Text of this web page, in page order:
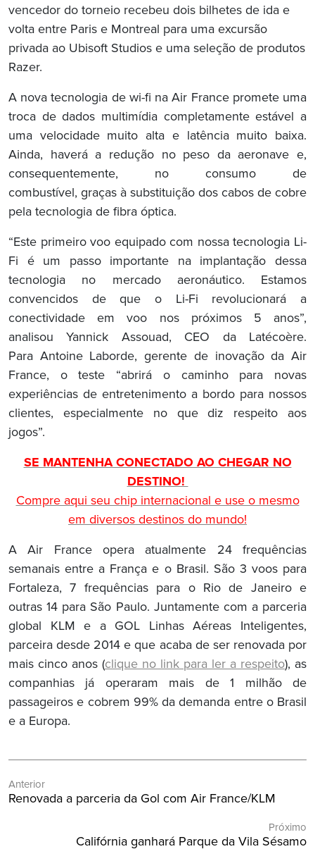
vencedor do torneio recebeu dois bilhetes de ida e
volta entre Paris e Montreal para uma excursão
privada ao Ubisoft Studios e uma seleção de produtos
Razer.
A nova tecnologia de wi-fi na Air France promete uma
troca de dados multimídia completamente estável a
uma velocidade muito alta e latência muito baixa.
Ainda, haverá a redução no peso da aeronave e,
consequentemente, no consumo de
combustível, graças à substituição dos cabos de cobre
pela tecnologia de fibra óptica.
“Este primeiro voo equipado com nossa tecnologia Li-
Fi é um passo importante na implantação dessa
tecnologia no mercado aeronáutico. Estamos
convencidos de que o Li-Fi revolucionará a
conectividade em voo nos próximos 5 anos”,
analisou Yannick Assouad, CEO da Latécoère.
Para Antoine Laborde, gerente de inovação da Air
France, o teste “abrirá o caminho para novas
experiências de entretenimento a bordo para nossos
clientes, especialmente no que diz respeito aos
jogos”.
SE MANTENHA CONECTADO AO CHEGAR NO
DESTINO!
Compre aqui seu chip internacional e use o mesmo
em diversos destinos do mundo!
A Air France opera atualmente 24 frequências
semanais entre a França e o Brasil. São 3 voos para
Fortaleza, 7 frequências para o Rio de Janeiro e
outras 14 para São Paulo. Juntamente com a parceria
global KLM e a GOL Linhas Aéreas Inteligentes,
parceira desde 2014 e que acaba de ser renovada por
mais cinco anos (clique no link para ler a respeito), as
companhias já operaram mais de 1 milhão de
passageiros e cobrem 99% da demanda entre o Brasil
e a Europa.
de
Anterior
Post
Renovada a parceria da Gol com Air France/KLM
Próximo
Próximo
Califórnia ganhará Parque da Vila Sésamo